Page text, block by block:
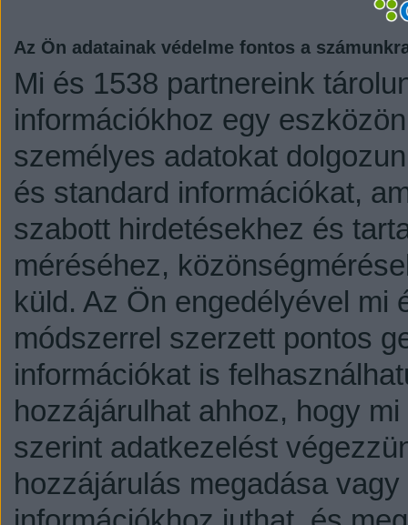
Az Ön adatainak védelme fontos a
Mi és 1538 partnereink
információkhoz egy
személyes adatokat
és standard információkat,
szabott hirdetésekhez és
méréséhez,
küld. Az Ön engedélyével mi
módszerrel szerzett pontos
információkat is
hozzájárulhat ahhoz, hogy
szerint adatkezelést
hozzájárulás megadása